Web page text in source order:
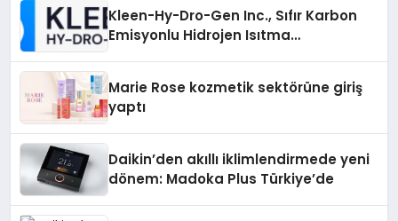
Kleen-Hy-Dro-Gen Inc., Sıfır Karbon
Emisyonlu Hidrojen Isıtma
Marie Rose kozmetik sektörüne giriş
yaptı
Daikin’den akıllı iklimlendirmede yeni
dönem: Madoka Plus Türkiye’de